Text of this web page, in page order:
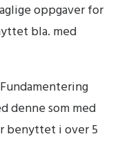
oppgaver for
bla. med
denne som med
benyttet i over 5